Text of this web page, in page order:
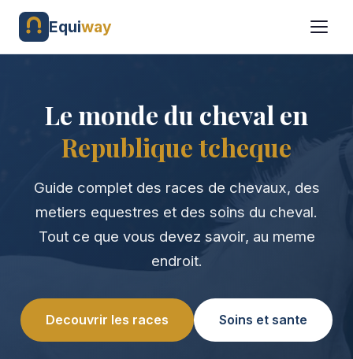
Equiway
Le monde du cheval en
Republique tcheque
Guide complet des races de chevaux, des
metiers equestres et des soins du cheval.
Tout ce que vous devez savoir, au meme
endroit.
Decouvrir les races Soins et sante